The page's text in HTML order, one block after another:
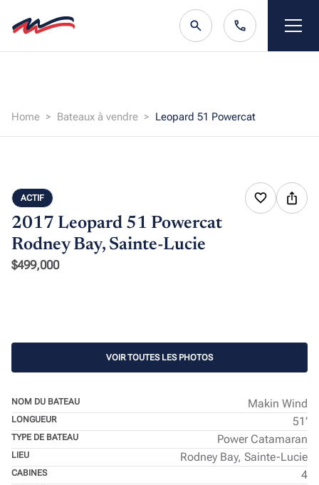
Home Bateaux à vendre Leopard 51 Powercat
ACTIF
2017 Leopard 51 Powercat
Rodney Bay, Sainte-Lucie
$499,000
VOIR TOUTES LES PHOTOS
NOM DU BATEAU Makin Wind
LONGUEUR 51’
TYPE DE BATEAU Power Catamaran
LIEU Rodney Bay, Sainte-Lucie
CABINES 4